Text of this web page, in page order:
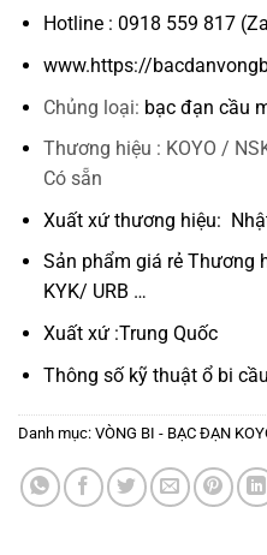
Hotline : 0918 559 817
www.https://
Chủng loại: bạc đạn cầu
Thương hiệu : KOYO /
Có sẵn
Xuất xứ thương hiệu:
Sản phẩm giá rẻ Thương
KYK/ URB …
Xuất xứ :Trung Quốc
Thông số kỹ thuậtổ bi cầu
Danh mục: VÒNG BI - BẠC ĐẠN